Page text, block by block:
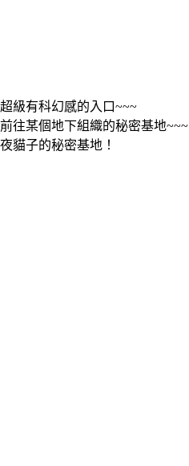
超級有科幻感的入口~~~
前往某個地下組織的秘密基地~~~
夜貓子的秘密基地！